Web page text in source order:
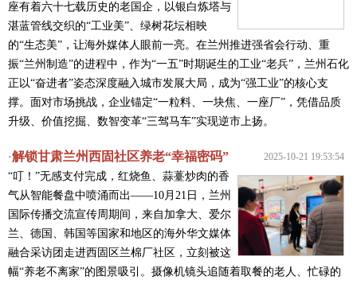
座有着六十七载历史的老国企，以银白炼塔与
湛蓝管线交织的“工业美”、绿树花坛相映
的“生态美”，让海外媒体人眼前一亮。在兰州推进强省会行动、重
振“兰州制造”的进程中，作为“一五”时期诞生的工业“老兵”，兰州石化
正以“奋进者”姿态深度融入城市发展大局，成为“强工业”的核心支
撑。面对市场挑战，企业锚定“一粒料、一块焦、一座厂”，凭借品质
升级、价值挖掘、数智变革“三驾马车”实现逆市上扬。
2025-10-21 19:53:54
·解锁甘肃兰州西固社区养老“幸福密码”
“叮！”无感支付完成，红烧鱼、蒜薹炒肉的香
气从智能餐盘中喷涌而出——10月21日，兰州
国际传播交流宣传周期间，来自加拿大、爱尔
兰、德国、韩国等国家和地区的海外华文媒体
融合采访团走进西固区兰棉厂社区，立刻被这
幅“养老不离家”的图景吸引。摄像机镜头追随着取餐的老人、忙碌的